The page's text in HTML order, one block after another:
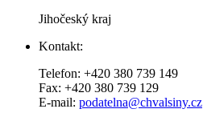
Jihočeský kraj
Kontakt:
Telefon: +420 380 739 149
Fax: +420 380 739 129
E-mail: podatelna@chvalsiny.cz